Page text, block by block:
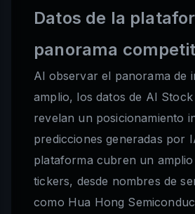
Datos de la
panorama
Al observar el panorama de
amplio, los datos de AI
revelan un posicionamiento
predicciones generadas por
plataforma cubren un
tickers, desde nombres de
como Hua Hong